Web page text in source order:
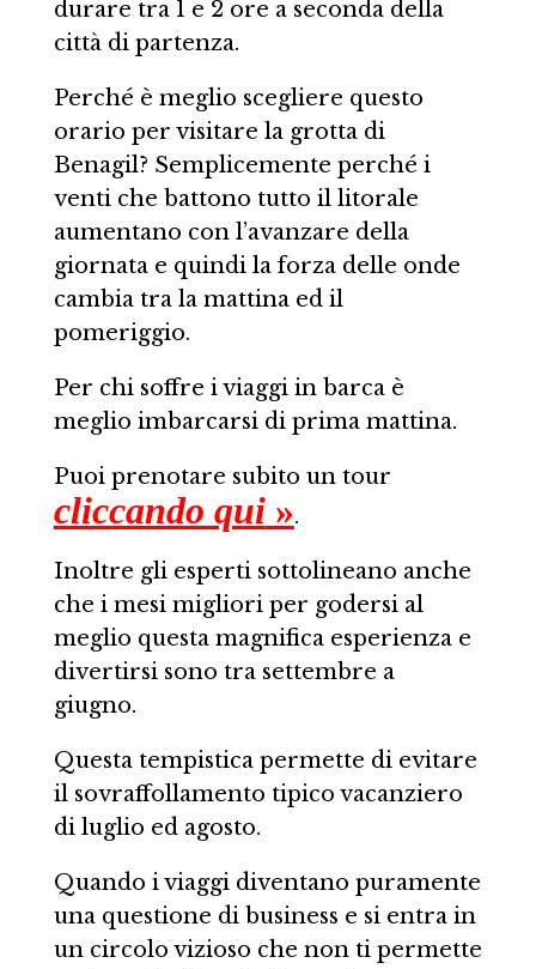
durare tra 1 e 2 ore a seconda della
città di partenza.
Perché è meglio scegliere questo
orario per visitare la grotta di
Benagil? Semplicemente perché i
venti che battono tutto il litorale
aumentano con l’avanzare della
giornata e quindi la forza delle onde
cambia tra la mattina ed il
pomeriggio.
Per chi soffre i viaggi in barca è
meglio imbarcarsi di prima mattina.
Puoi prenotare subito un tour
cliccando qui».
Inoltre gli esperti sottolineano anche
che i mesi migliori per godersi al
meglio questa magnifica esperienza e
divertirsi sono tra settembre a
giugno.
Questa tempistica permette di evitare
il sovraffollamento tipico vacanziero
di luglio ed agosto.
Quando i viaggi diventano puramente
una questione di business e si entra in
un circolo vizioso che non ti permette